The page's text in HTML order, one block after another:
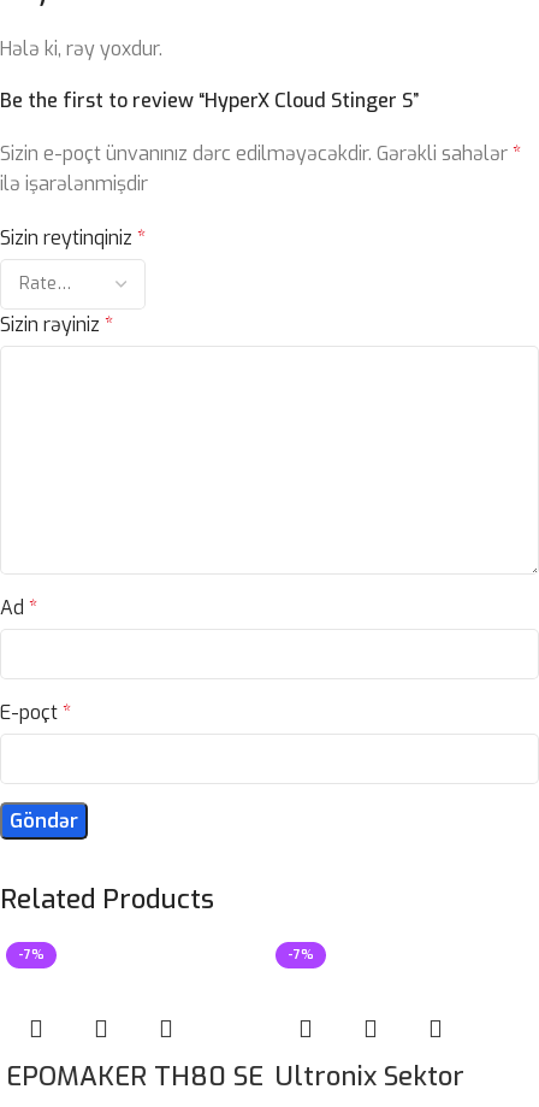
Hələ ki, rəy yoxdur.
Be the first to review “HyperX Cloud Stinger S”
Sizin e-poçt ünvanınız dərc edilməyəcəkdir. Gərəkli sahələr*
ilə işarələnmişdir
Sizin reytinqiniz *
Sizin rəyiniz *
Ad *
E-poçt*
Related Products
-7%
EPOMAKER TH80 SE
-7%
Ultronix Sektor